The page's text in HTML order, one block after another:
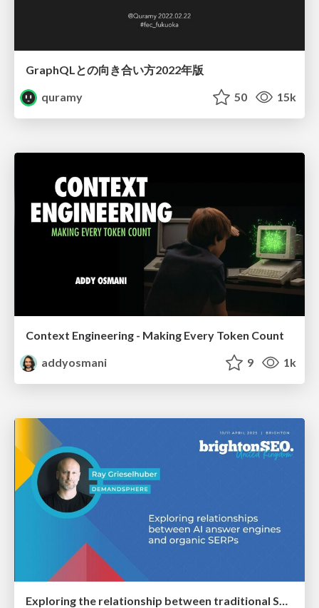
GraphQLとの向き合い方2022年版
quramy
50 15k
Context Engineering - Making Every Token Count
addyosmani
9 1k
Exploring the relationship between traditional SERPs and Gen AI search